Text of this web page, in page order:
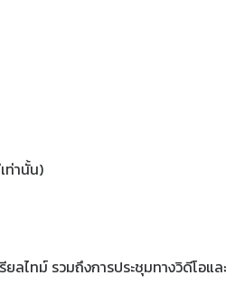
ท่านั้น)
ลไทม์ รวมถึงการประชุมทางวิดีโอแล